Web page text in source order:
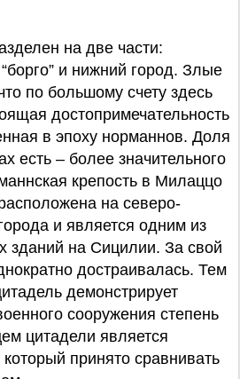
на две части:
и нижний город. Злые
по большому счету здесь
достопримечательность
в эпоху норманнов. Доля
есть – более значительного
крепость в Милаццо
на северо-
и является одним из
зданий на Сицилии. За свой
достраивалась. Тем
демонстрирует
сооружения степень
цитадели является
принято сравнивать